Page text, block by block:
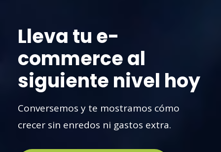
Lleva tu e-
commerce al
siguiente nivel hoy
Conversemos y te mostramos cómo
crecer sin enredos ni gastos extra.